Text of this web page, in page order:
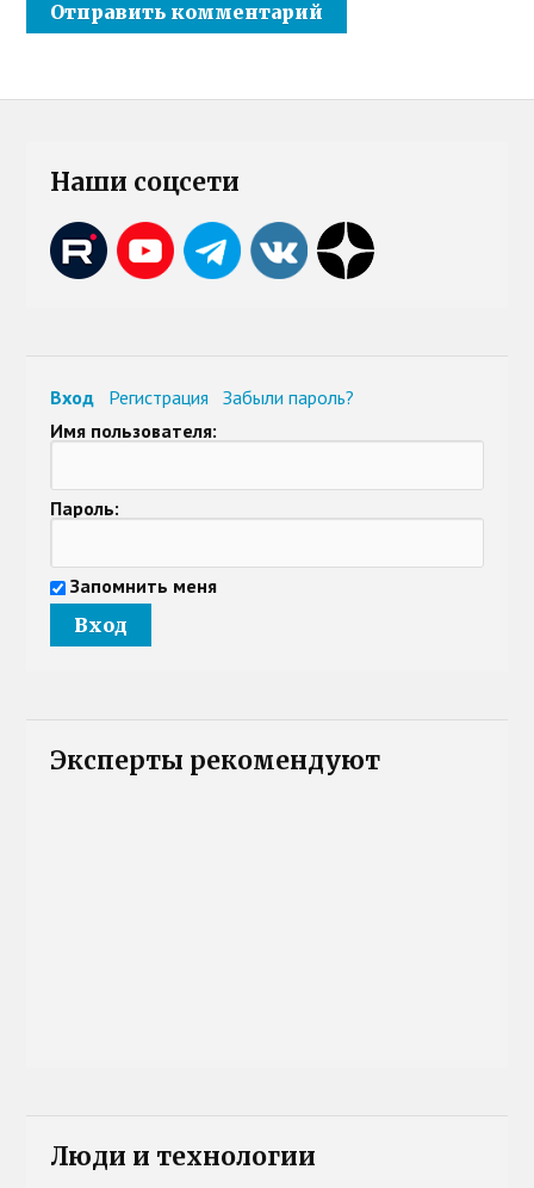
Наши соцсети
Вход Регистрация
Забыли пароль?
Имя пользователя:
Пароль:
Запомнить меня
Эксперты рекомендуют
Люди и технологии